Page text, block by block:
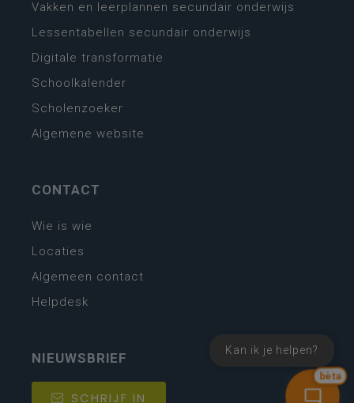
bèta
Kan ik je helpen?
Vakken en leerplannen secundair onderwijs
Lessentabellen secundair onderwijs
Digitale transformatie
Schoolkalender
Scholenzoeker
Algemene website
CONTACT
Wie is wie
Locaties
Algemeen contact
Helpdesk
NIEUWSBRIEF
SCHRIJF IN